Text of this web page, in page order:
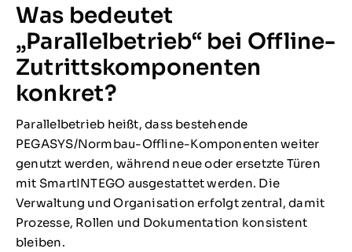
Was bedeutet
„Parallelbetrieb“ bei Offline-
Zutrittskomponenten
konkret?
Parallelbetrieb heißt, dass bestehende
PEGASYS/Normbau-Offline-Komponenten weiter
genutzt werden, während neue oder ersetzte Türen
mit SmartINTEGO ausgestattet werden. Die
Verwaltung und Organisation erfolgt zentral, damit
Prozesse, Rollen und Dokumentation konsistent
bleiben.